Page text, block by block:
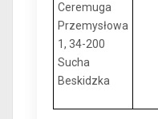
Ceremuga
Przemysłowa
1, 34-200
Sucha
Beskidzka